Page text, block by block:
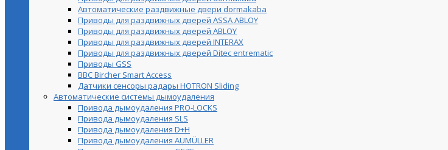
Автоматические раздвижные двери dormakaba
Приводы для раздвижных дверей ASSA ABLOY
Приводы для раздвижных дверей ABLOY
Приводы для раздвижных дверей INTERAX
Приводы для раздвижных дверей Ditec entrematic
Приводы GSS
BBC Bircher Smart Access
Датчики сенсоры радары HOTRON Sliding
Автоматические системы дымоудаления
Привода дымоудаления PRO-LOCKS
Привода дымоудаления SLS
Привода дымоудаления D+H
Привода дымоудаления AUMÜLLER